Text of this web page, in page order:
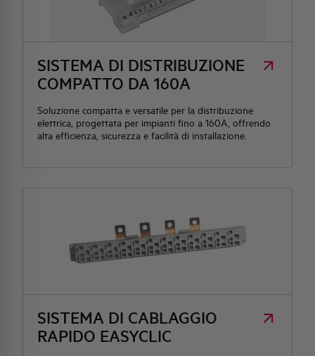
SISTEMA DI DISTRIBUZIONE
COMPATTO DA 160A
Soluzione compatta e versatile per la distribuzione
elettrica, progettata per impianti fino a 160A, offrendo
alta efficienza, sicurezza e facilità di installazione.
SISTEMA DI CABLAGGIO
RAPIDO EASYCLIC